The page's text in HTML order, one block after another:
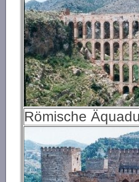
Römische